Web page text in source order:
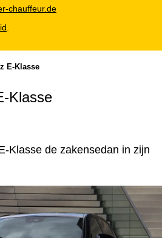
chauffeur.de
E-Klasse
Klasse
Klasse de zakensedan in zijn